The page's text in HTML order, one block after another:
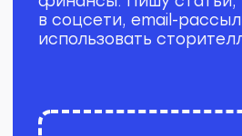
кейс
О проекте